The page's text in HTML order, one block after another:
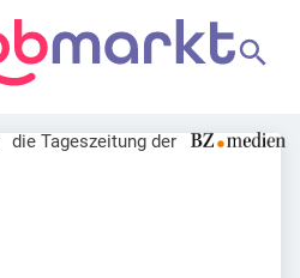
die Tageszeitung der